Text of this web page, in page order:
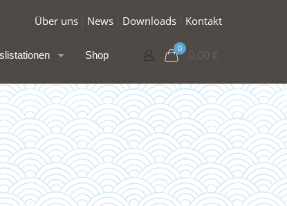
Über uns News Downloads Kontakt
Shop
0 0,00 €